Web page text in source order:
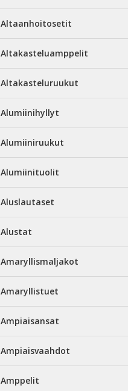
Altaanhoitosetit
Altakasteluamppelit
Altakasteluruukut
Alumiinihyllyt
Alumiiniruukut
Alumiinituolit
Aluslautaset
Alustat
Amaryllismaljakot
Amaryllistuet
Ampiaisansat
Ampiaisvaahdot
Amppelit